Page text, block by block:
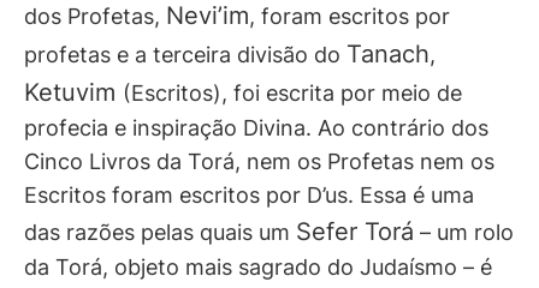
dos Profetas, Nevi’im, foram escritos por
profetas e a terceira divisão do Tanach,
Ketuvim (Escritos), foi escrita por meio de
profecia e inspiração Divina. Ao contrário dos
Cinco Livros da Torá, nem os Profetas nem os
Escritos foram escritos por D’us. Essa é uma
das razões pelas quais um Sefer Torá – um rolo
da Torá, objeto mais sagrado do Judaísmo – é